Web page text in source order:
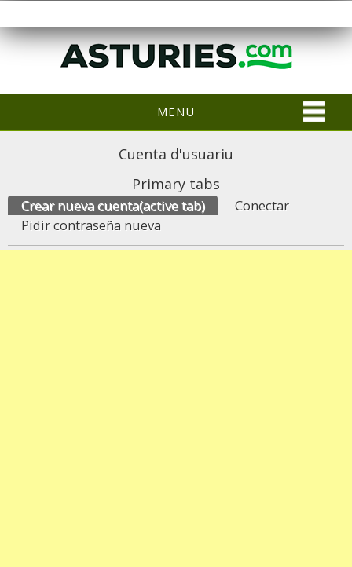
MENU
Cuenta d'usuariu
Primary tabs
Crear nueva cuenta(active tab)
Conectar
Pidir contraseña nueva